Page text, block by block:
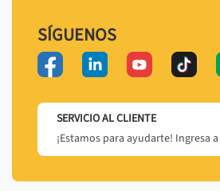
SÍGUENOS
SERVICIO AL CLIENTE
¡Estamos para ayudarte! Ingresa a